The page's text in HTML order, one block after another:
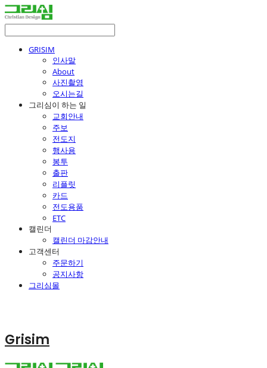
GRISIM
인사말
About
사진촬영
오시는길
그리심이 하는 일
교회안내
주보
전도지
행사용
봉투
출판
리플릿
카드
전도용품
ETC
캘린더
캘린더 마감안내
고객센터
주문하기
공지사항
그리심몰
Grisim